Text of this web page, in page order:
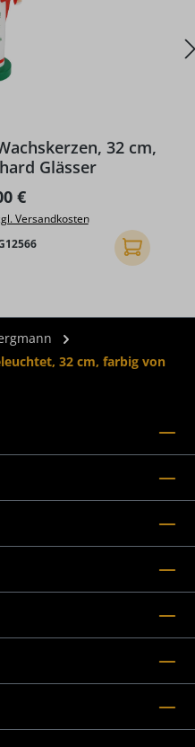
32 cm,
Glässer
Preis:
€
Versandkosten
In den
32 cm, farbig von